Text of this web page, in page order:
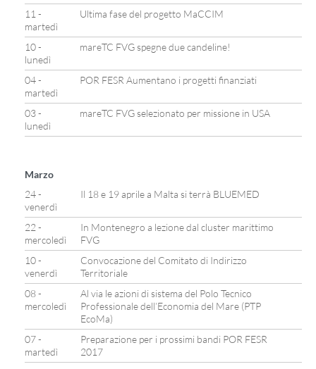
11 -
martedì
Ultima fase del progetto MaCCIM
10 -
lunedì
mareTC FVG spegne due candeline!
04 -
martedì
POR FESR Aumentano i progetti finanziati
03 -
lunedì
mareTC FVG selezionato per missione in USA
Marzo
24 -
venerdì
Il 18 e 19 aprile a Malta si terrà BLUEMED
22 -
mercoledì
In Montenegro a lezione dal cluster marittimo
FVG
10 -
venerdì
Convocazione del Comitato di Indirizzo
Territoriale
08 -
mercoledì
Al via le azioni di sistema del Polo Tecnico
Professionale dell’Economia del Mare (PTP
EcoMa)
07 -
martedì
Preparazione per i prossimi bandi POR FESR
2017